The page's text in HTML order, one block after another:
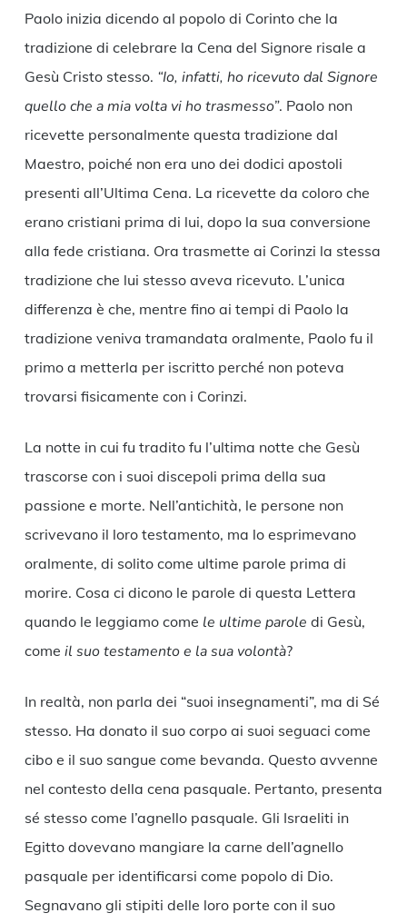
Paolo inizia dicendo al popolo di Corinto che la
tradizione di celebrare la Cena del Signore risale a
Gesù Cristo stesso. “Io, infatti, ho ricevuto dal Signore
quello che a mia volta vi ho trasmesso”. Paolo non
ricevette personalmente questa tradizione dal
Maestro, poiché non era uno dei dodici apostoli
presenti all’Ultima Cena. La ricevette da coloro che
erano cristiani prima di lui, dopo la sua conversione
alla fede cristiana. Ora trasmette ai Corinzi la stessa
tradizione che lui stesso aveva ricevuto. L’unica
differenza è che, mentre fino ai tempi di Paolo la
tradizione veniva tramandata oralmente, Paolo fu il
primo a metterla per iscritto perché non poteva
trovarsi fisicamente con i Corinzi.
La notte in cui fu tradito fu l’ultima notte che Gesù
trascorse con i suoi discepoli prima della sua
passione e morte. Nell’antichità, le persone non
scrivevano il loro testamento, ma lo esprimevano
oralmente, di solito come ultime parole prima di
morire. Cosa ci dicono le parole di questa Lettera
quando le leggiamo come le ultime parole di Gesù,
come il suo testamento e la sua volontà?
In realtà, non parla dei “suoi insegnamenti”, ma di Sé
stesso. Ha donato il suo corpo ai suoi seguaci come
cibo e il suo sangue come bevanda. Questo avvenne
nel contesto della cena pasquale. Pertanto, presenta
sé stesso come l’agnello pasquale. Gli Israeliti in
Egitto dovevano mangiare la carne dell’agnello
pasquale per identificarsi come popolo di Dio.
Segnavano gli stipiti delle loro porte con il suo